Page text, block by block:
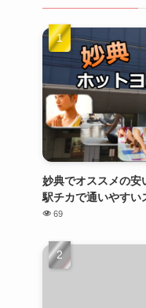
妙典でオススメの
駅チカで通いやすい
69